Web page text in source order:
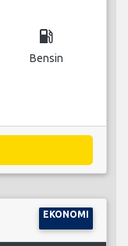
local_gas_station
Bensin
EKONOMI